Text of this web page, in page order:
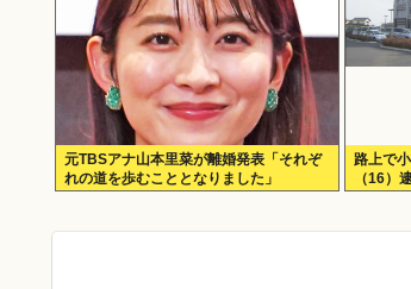
元TBSアナ山本里菜が離婚発表「それぞ
れの道を歩むこととなりました」
路上で
（16）